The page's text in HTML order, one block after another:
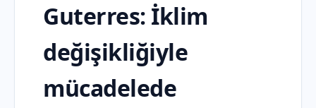
Guterres: İklim
değişikliğiyle
mücadelede